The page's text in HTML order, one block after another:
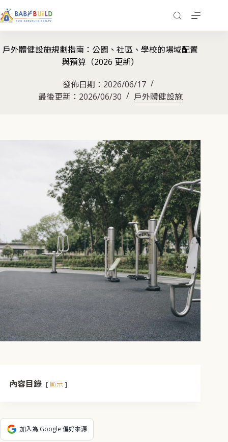
戶外體健設施規劃指南：公園、社區、學校的場域配置
與預算（2026 更新）
發佈日期： 2026/06/17
最後更新： 2026/06/30 戶外體健設施
內容目錄 顯示
加入為 Google 偏好來源